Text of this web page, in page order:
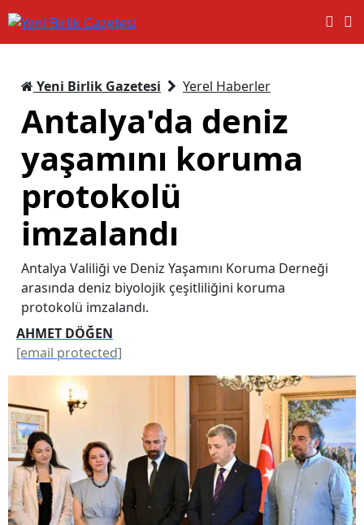
Yeni Birlik Gazetesi Yerel Haberler
Antalya'da deniz
yaşamını koruma
protokolü
imzalandı
Antalya Valiliği ve Deniz Yaşamını Koruma Derneği
arasında deniz biyolojik çeşitliliğini koruma
protokolü imzalandı.
AHMET DÖĞEN
[email protected]